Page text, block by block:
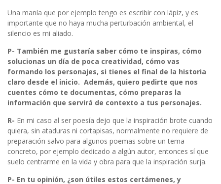
Una manía que por ejemplo tengo es escribir con lápiz, y es
importante que no haya mucha perturbación ambiental, el
silencio es mi aliado.
P- También me gustaría saber cómo te inspiras, cómo
solucionas un día de poca creatividad, cómo vas
formando los personajes, si tienes el final de la historia
claro desde el inicio. Además, quiero pedirte que nos
cuentes cómo te documentas, cómo preparas la
información que servirá de contexto a tus personajes.
R- En mi caso al ser poesía dejo que la inspiración brote cuando
quiera, sin ataduras ni cortapisas, normalmente no requiere de
preparación salvo para algunos poemas sobre un tema
concreto, por ejemplo dedicado a algún autor, entonces sí que
suelo centrarme en la vida y obra para que la inspiración surja.
P- En tu opinión, ¿son útiles estos certámenes, y